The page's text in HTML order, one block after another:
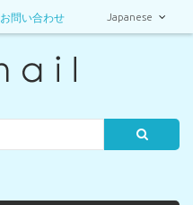
Japanese
お問い合わせ